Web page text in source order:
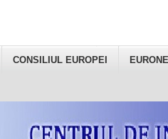
CONSILIUL EUROPEI